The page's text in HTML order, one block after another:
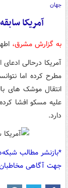
جهان
آمریکا
به گزارش مشرق،
آمریکا درحالی
مطرح کرده اما
انتقال موشک های
علیه مسکو افشا
دارد.
*بازنشر مطالب
جهت آگاهی